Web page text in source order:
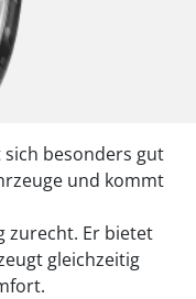
sich besonders gut
und kommt
zurecht. Er bietet
gleichzeitig